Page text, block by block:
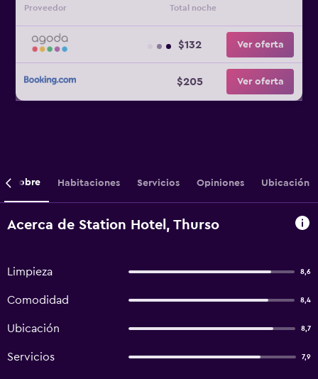
Proveedor Total noche
$132 Ver oferta
$205 Ver oferta
Sobre Habitaciones Servicios Opiniones Ubicación
Acerca de Station Hotel, Thurso
Limpieza 8,6
Comodidad 8,4
Ubicación 8,7
Servicios 7,9